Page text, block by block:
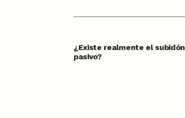
¿Existe realmente el subidón
pasivo?